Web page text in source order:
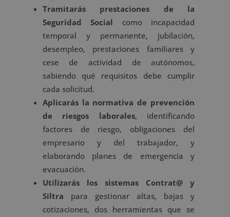
Tramitarás prestaciones de la
Seguridad Social como incapacidad
temporal y permanente, jubilación,
desempleo, prestaciones familiares y
cese de actividad de autónomos,
sabiendo qué requisitos debe cumplir
cada solicitud.
Aplicarás la normativa de prevención
de riesgos laborales, identificando
factores de riesgo, obligaciones del
empresario y del trabajador, y
elaborando planes de emergencia y
evacuación.
Utilizarás los sistemas Contrat@ y
Siltra para gestionar altas, bajas y
cotizaciones, dos herramientas que se